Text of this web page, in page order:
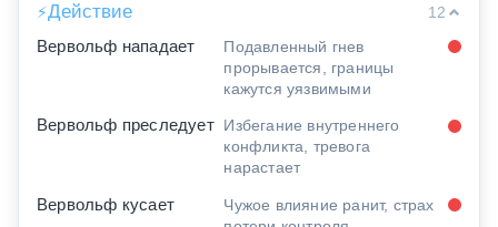
⚡Действие
12
Вервольф нападает
Подавленный гнев
прорывается, границы
кажутся уязвимыми
Вервольф преследует Избегание внутреннего
конфликта, тревога
нарастает
Вервольф кусает
Чужое влияние ранит, страх